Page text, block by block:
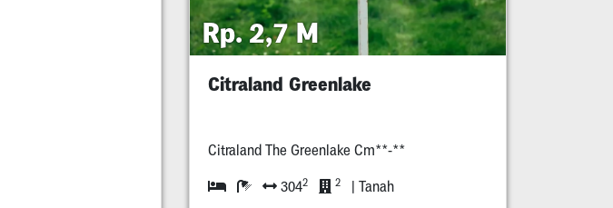
Rp. 2,7 M
Citraland Greenlake
Citraland The Greenlake Cm**-**
3042 2 | Tanah